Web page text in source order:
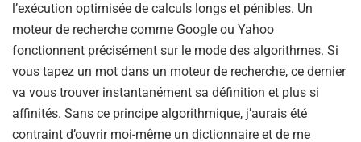
l’exécution optimisée de calculs longs et pénibles. Un
moteur de recherche comme Google ou Yahoo
fonctionnent précisément sur le mode des algorithmes. Si
vous tapez un mot dans un moteur de recherche, ce dernier
va vous trouver instantanément sa définition et plus si
affinités. Sans ce principe algorithmique, j’aurais été
contraint d’ouvrir moi-même un dictionnaire et de me